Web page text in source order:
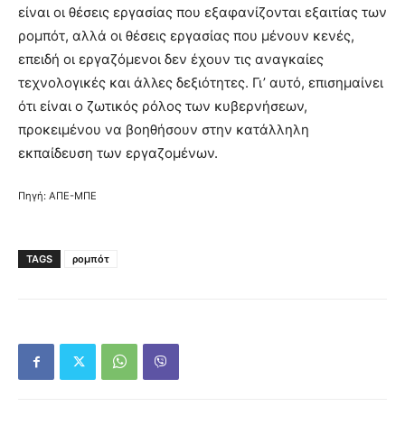
είναι οι θέσεις εργασίας που εξαφανίζονται εξαιτίας των
ρομπότ, αλλά οι θέσεις εργασίας που μένουν κενές,
επειδή οι εργαζόμενοι δεν έχουν τις αναγκαίες
τεχνολογικές και άλλες δεξιότητες. Γι’ αυτό, επισημαίνει
ότι είναι ο ζωτικός ρόλος των κυβερνήσεων,
προκειμένου να βοηθήσουν στην κατάλληλη
εκπαίδευση των εργαζομένων.
Πηγή: ΑΠΕ-ΜΠΕ
TAGS ρομπότ